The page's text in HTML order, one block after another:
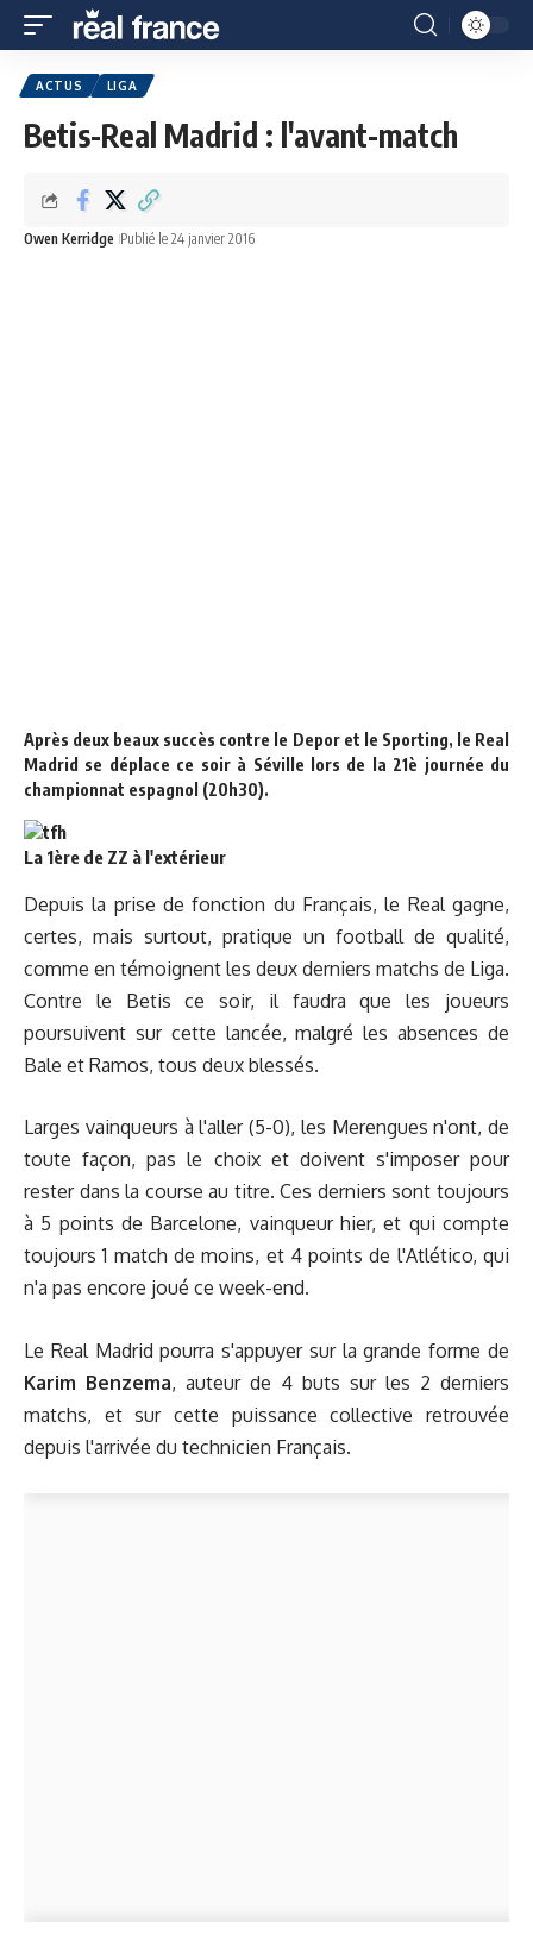
ACTUS LIGA
Betis-Real Madrid : l'avant-match
Owen Kerridge Publié le 24 janvier 2016
Après deux beaux succès contre le Depor et le Sporting, le Real
Madrid se déplace ce soir à Séville lors de la 21è journée du
championnat espagnol (20h30).
La 1ère de ZZ à l'extérieur
Depuis la prise de fonction du Français, le Real gagne,
certes, mais surtout, pratique un football de qualité,
comme en témoignent les deux derniers matchs de Liga.
Contre le Betis ce soir, il faudra que les joueurs
poursuivent sur cette lancée, malgréles absences de
Bale et Ramos, tous deux blessés.
Larges vainqueurs à l'aller (5-0), les Merengues n'ont, de
toute façon, pas le choix et doivent s'imposer pour
rester dans la course au titre. Ces derniers sont toujours
à 5 points de Barcelone, vainqueur hier, et qui compte
toujours 1 match de moins, et 4 points de l'Atlético, qui
n'a pas encore joué ce week-end.
Le Real Madrid pourra s'appuyer sur la grande forme de
Karim Benzema, auteur de 4 buts sur les 2 derniers
matchs, et sur cette puissance collective retrouvée
depuis l'arrivée du technicien Français.